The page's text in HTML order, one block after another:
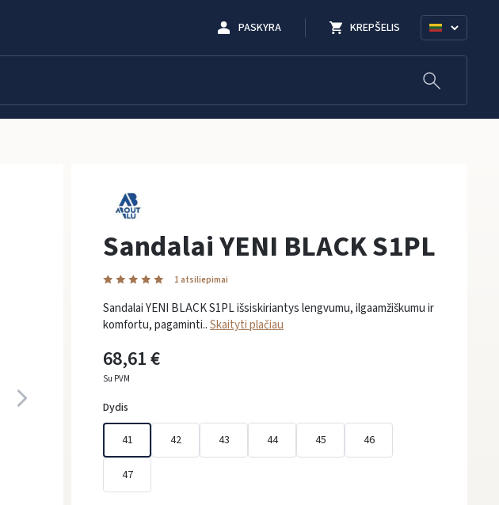
PASKYRA KREPŠELIS
Sandalai YENI BLACK S1PL
1 atsiliepimai
Sandalai YENI BLACK S1PL išsiskiriantys lengvumu, ilgaamžiškumu ir
komfortu, pagaminti..Skaityti plačiau
68,61 €
Su PVM
Dydis
41 42 43 44 45 46
47